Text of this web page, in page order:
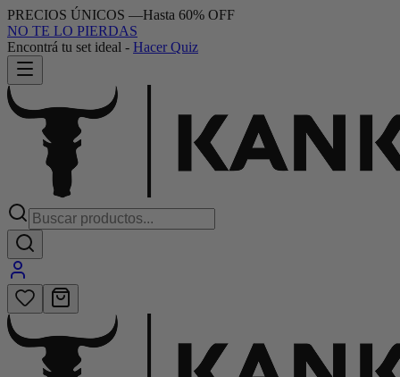
PRECIOS ÚNICOS —Hasta 60% OFF
NO TE LO PIERDAS
20% OFF por transferencia